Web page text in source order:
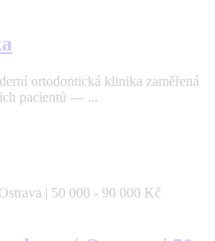
ortodontická klinika zaměřená
pacientů — ...